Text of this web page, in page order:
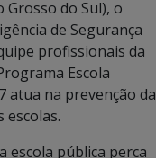
do Sul), o
de Segurança
profissionais da
Escola
atua na prevenção da
escolas.
escola pública perca